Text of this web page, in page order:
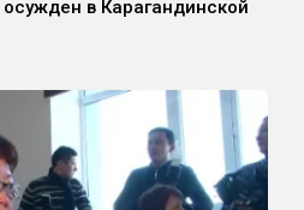
в Карагандинской